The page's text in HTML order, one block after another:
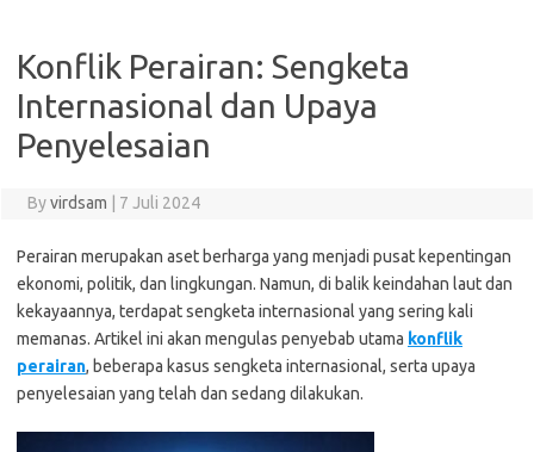
Konflik Perairan: Sengketa
Internasional dan Upaya
Penyelesaian
Byvirdsam 7 Juli 2024
Perairan merupakan aset berharga yang menjadi pusat kepentingan
ekonomi, politik, dan lingkungan. Namun, di balik keindahan laut dan
kekayaannya, terdapat sengketa internasional yang sering kali
memanas. Artikel ini akan mengulas penyebab utama konflik
perairan, beberapa kasus sengketa internasional, serta upaya
penyelesaian yang telah dan sedang dilakukan.